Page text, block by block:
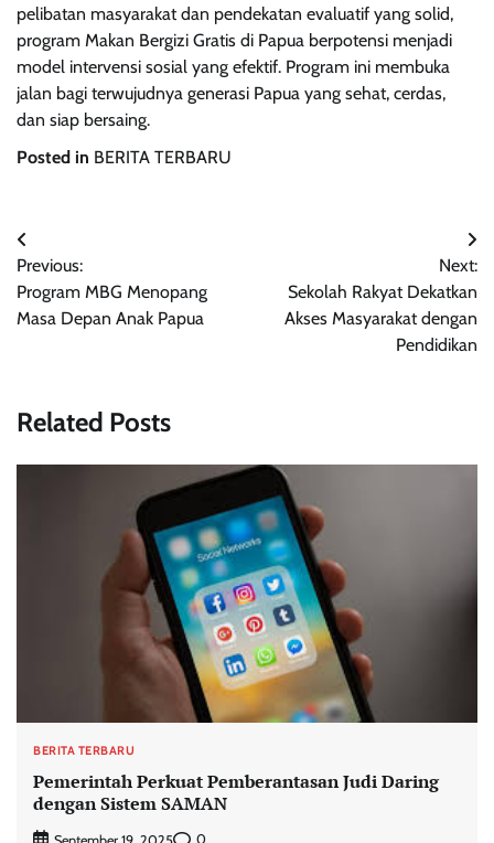
pelibatan masyarakat dan pendekatan evaluatif yang solid,
program Makan Bergizi Gratis di Papua berpotensi menjadi
model intervensi sosial yang efektif. Program ini membuka
jalan bagi terwujudnya generasi Papua yang sehat, cerdas,
dan siap bersaing.
Posted in BERITA TERBARU
Navigasi
pos
Previous:
Program MBG Menopang
Masa Depan Anak Papua
Next:
Sekolah Rakyat Dekatkan
Akses Masyarakat dengan
Pendidikan
Related Posts
BERITA TERBARU
Pemerintah Perkuat Pemberantasan Judi Daring
dengan Sistem SAMAN
0